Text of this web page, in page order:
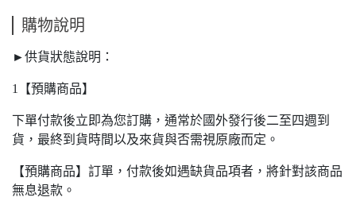
購物說明
►供貨狀態說明：
1【預購商品】
下單付款後立即為您訂購，通常於國外發行後二至四週到
貨，最終到貨時間以及來貨與否需視原廠而定。
【預購商品】訂單，付款後如遇缺貨品項者，將針對該商品
無息退款。